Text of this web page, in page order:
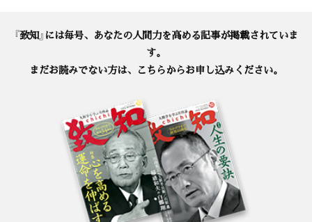
『致知』には毎号、あなたの人間力を高める記事が掲載されていま
す。
まだお読みでない方は、こちらからお申し込みください。